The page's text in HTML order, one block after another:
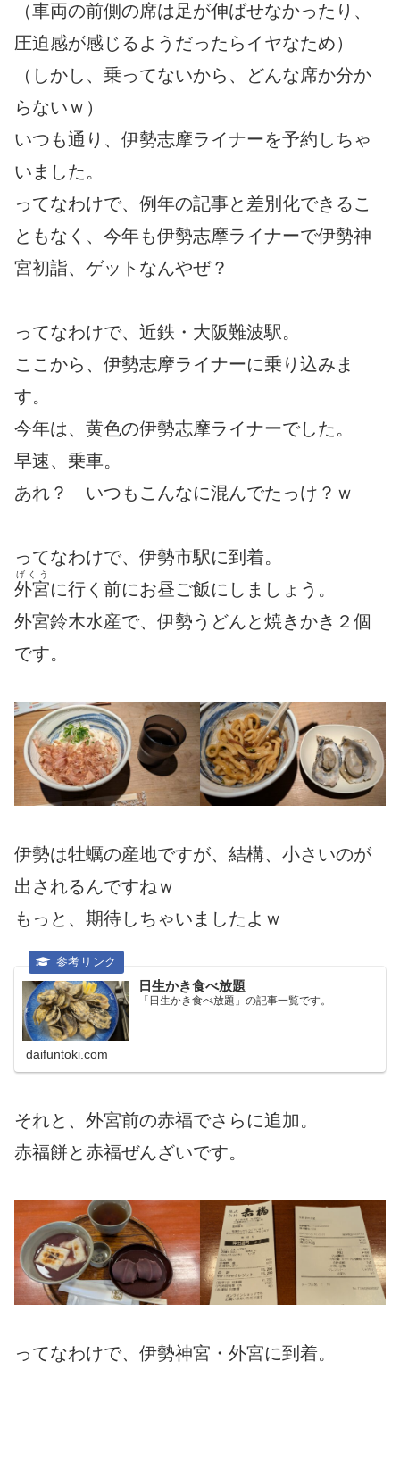
（車両の前側の席は足が伸ばせなかったり、
圧迫感が感じるようだったらイヤなため）
（しかし、乗ってないから、どんな席か分か
らないｗ）
いつも通り、伊勢志摩ライナーを予約しちゃ
いました。
ってなわけで、例年の記事と差別化できるこ
ともなく、今年も伊勢志摩ライナーで伊勢神
宮初詣、ゲットなんやぜ？
ってなわけで、近鉄・大阪難波駅。
ここから、伊勢志摩ライナーに乗り込みま
す。
今年は、黄色の伊勢志摩ライナーでした。
早速、乗車。
あれ？ いつもこんなに混んでたっけ？ｗ
ってなわけで、伊勢市駅に到着。
外宮
げくう
に行く前にお昼ご飯にしましょう。
外宮鈴木水産で、伊勢うどんと焼きかき２個
です。
伊勢は牡蠣の産地ですが、結構、小さいのが
出されるんですねｗ
もっと、期待しちゃいましたよｗ
日生かき食べ放題
「日生かき食べ放題」の記事一覧です。
daifuntoki.com
それと、外宮前の赤福でさらに追加。
赤福餅と赤福ぜんざいです。
ってなわけで、伊勢神宮・外宮に到着。